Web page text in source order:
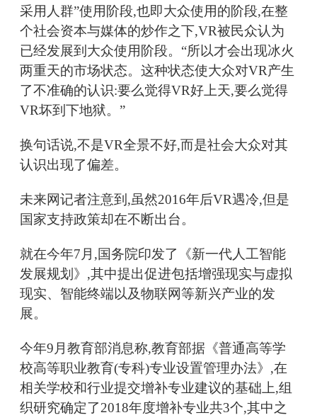
采用人群”使用阶段,也即大众使用的阶段,在整
个社会资本与媒体的炒作之下,VR被民众认为
已经发展到大众使用阶段。“所以才会出现冰火
两重天的市场状态。这种状态使大众对VR产生
了不准确的认识:要么觉得VR好上天,要么觉得
VR坏到下地狱。”
换句话说,不是VR全景不好,而是社会大众对其
认识出现了偏差。
未来网记者注意到,虽然2016年后VR遇冷,但是
国家支持政策却在不断出台。
就在今年7月,国务院印发了《新一代人工智能
发展规划》,其中提出促进包括增强现实与虚拟
现实、智能终端以及物联网等新兴产业的发
展。
今年9月教育部消息称,教育部据《普通高等学
校高等职业教育(专科)专业设置管理办法》,在
相关学校和行业提交增补专业建议的基础上,组
织研究确定了2018年度增补专业共3个,其中之